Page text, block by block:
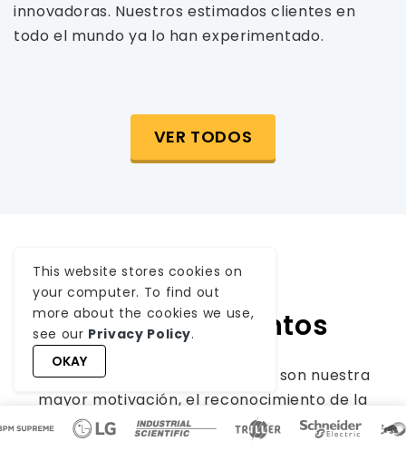
innovadoras. Nuestros estimados clientes en
todo el mundo ya lo han experimentado.
VER TODOS
Premios y
Reconocimientos
Aunque los clientes satisfechos son nuestra
mayor motivación, el reconocimiento de la
industria tiene un valor significativo. WeblineIndia
This website stores cookies on
your computer. To find out
more about the cookies we use,
see our Privacy Policy.
OKAY